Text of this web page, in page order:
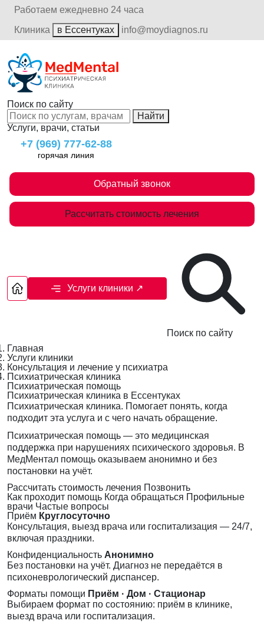
Работаем ежедневно 24 часа
Клиника
в Ессентуках info@moydiagnos.ru
Поиск по сайту
Найти
Услуги, врачи, статьи
+7 (969) 777-62-88
горячая линия
Обратный звонок
Рассчитать стоимость лечения
Услуги клиники ↗
Поиск по сайту
Главная
Услуги клиники
Консультация и лечение у психиатра
Психиатрическая клиника
Психиатрическая помощь
Психиатрическая клиника в Ессентуках
Психиатрическая клиника. Помогает понять, когда
подходит эта услуга и с чего начать обращение.
Психиатрическая помощь — это медицинская
поддержка при нарушениях психического здоровья. В
МедМентал помощь оказываем анонимно и без
постановки на учёт.
Рассчитать стоимость лечения Позвонить
Как проходит помощь Когда обращаться Профильные
врачи Частые вопросы
Приём Круглосуточно
Консультация, выезд врача или госпитализация — 24/7,
включая праздники.
Конфиденциальность Анонимно
Без постановки на учёт. Диагноз не передаётся в
психоневрологический диспансер.
Форматы помощи Приём · Дом · Стационар
Выбираем формат по состоянию: приём в клинике,
выезд врача или госпитализация.